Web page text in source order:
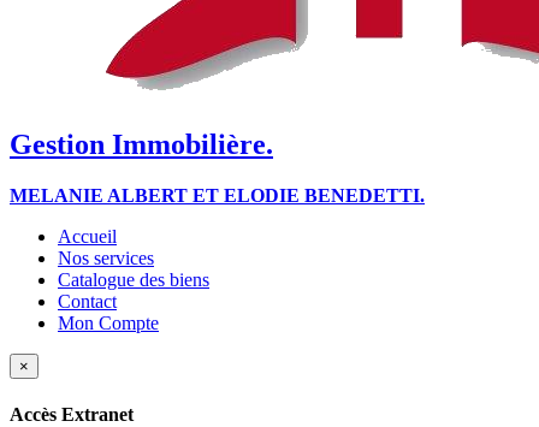
Gestion Immobilière.
MELANIE ALBERT ET ELODIE BENEDETTI.
Accueil
Nos services
Catalogue des biens
Contact
Mon Compte
×
Accès Extranet